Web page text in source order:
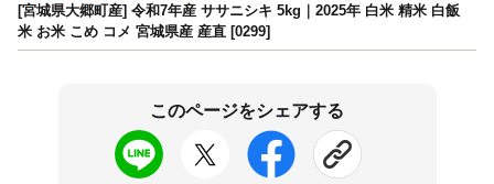
[宮城県大郷町産] 令和7年産 ササニシキ 5kg｜2025年 白米 精米 白飯
米 お米 こめ コメ 宮城県産 産直 [0299]
このページをシェアする